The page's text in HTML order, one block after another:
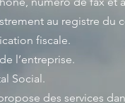
au registre du
fiscale.
l’entreprise.
Social.
des services